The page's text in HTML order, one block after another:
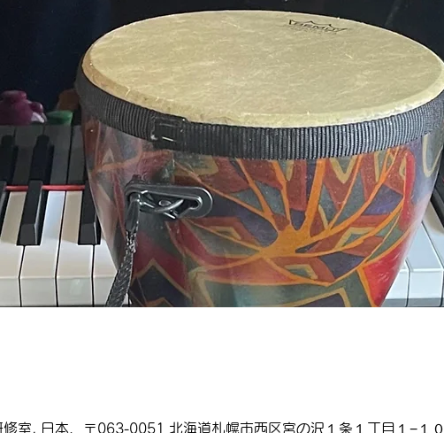
室, 日本、〒063-0051 北海道札幌市西区宮の沢１条１丁目１−１０